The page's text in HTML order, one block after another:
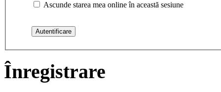
Ascunde starea mea online în această sesiune
Înregistrare